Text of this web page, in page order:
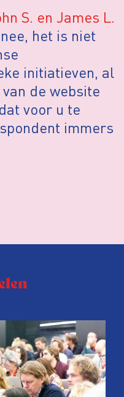
S. en James L.
het is niet
initiatieven, al
de website
voor u te
immers